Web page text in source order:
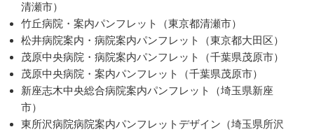
清瀬市）
竹丘病院・案内パンフレット（東京都清瀬市）
松井病院案内・病院案内パンフレット（東京都大田区）
茂原中央病院・病院案内パンフレット（千葉県茂原市）
茂原中央病院・案内パンフレット（千葉県茂原市）
新座志木中央総合病院案内パンフレット（埼玉県新座
市）
東所沢病院病院案内パンフレットデザイン（埼玉県所沢